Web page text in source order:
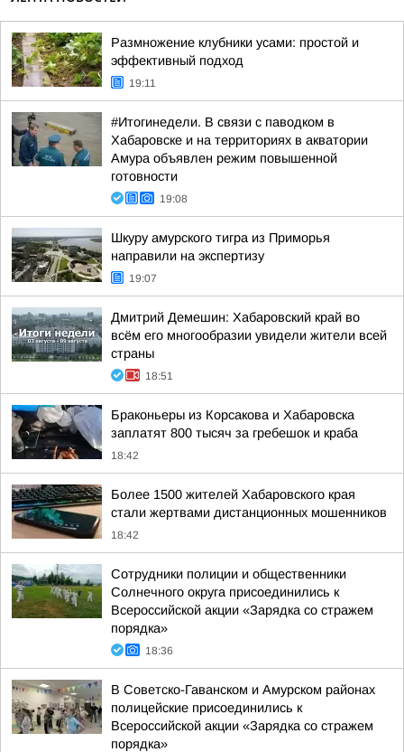
Размножение клубники усами: простой и
эффективный подход
19:11
#Итогинедели. В связи с паводком в
Хабаровске и на территориях в акватории
Амура объявлен режим повышенной
готовности
19:08
Шкуру амурского тигра из Приморья
направили на экспертизу
19:07
Дмитрий Демешин: Хабаровский край во
всём его многообразии увидели жители всей
страны
18:51
Браконьеры из Корсакова и Хабаровска
заплатят 800 тысяч за гребешок и краба
18:42
Более 1500 жителей Хабаровского края
стали жертвами дистанционных мошенников
18:42
Сотрудники полиции и общественники
Солнечного округа присоединились к
Всероссийской акции «Зарядка со стражем
порядка»
18:36
В Советско-Гаванском и Амурском районах
полицейские присоединились к
Всероссийской акции «Зарядка со стражем
порядка»